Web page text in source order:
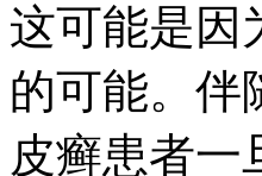
这可能是因
的可能。伴
皮癣患者一